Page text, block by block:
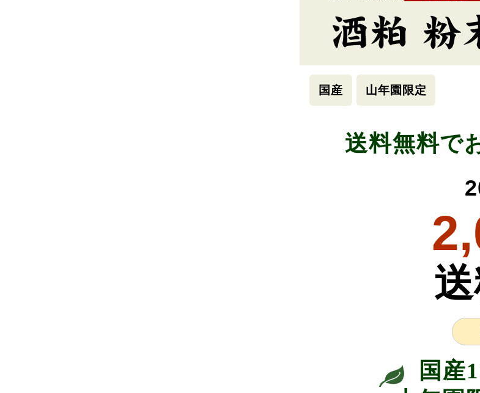
国産 山年園限定
送料無料で
国産